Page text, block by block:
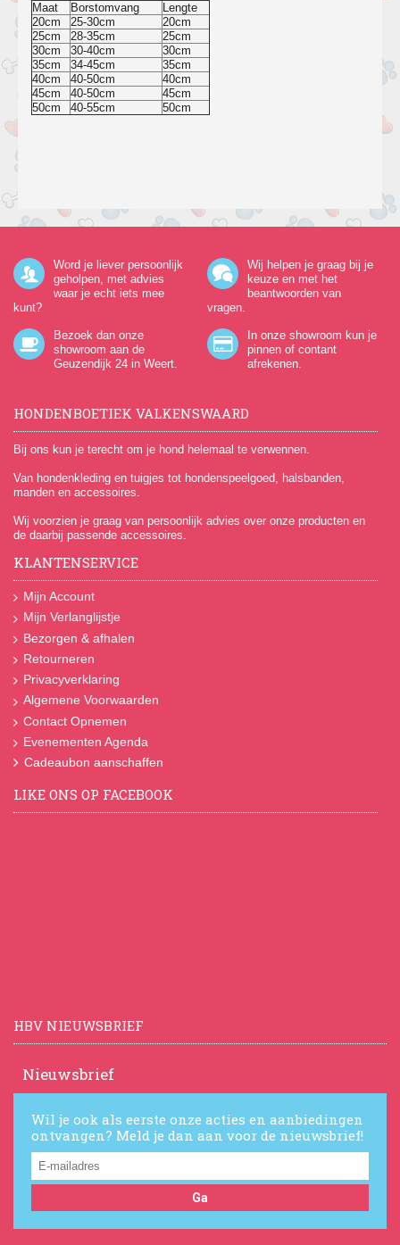
Maat Borstomvang
Lengte
20cm
25-30cm
20cm
25cm
28-35cm
25cm
30cm
30-40cm
30cm
35cm
34-45cm
35cm
40cm
40-50cm
40cm
45cm
40-50cm
45cm
50cm
40-55cm 50cm
Word je liever persoonlijk
geholpen, met advies
waar je echt iets mee
kunt?
Wij helpen je graag bij je
keuze en met het
beantwoorden van
vragen.
Bezoek dan onze
showroom aan de
Geuzendijk 24 in Weert.
In onze showroom kun je
pinnen of contant
afrekenen.
HONDENBOETIEK VALKENSWAARD
Bij ons kun je terecht om je hond helemaal te verwennen.
Van hondenkleding en tuigjes tot hondenspeelgoed, halsbanden,
manden en accessoires.
Wij voorzien je graag van persoonlijk advies over onze producten en
de daarbij passende accessoires.
KLANTENSERVICE
Mijn Account
Mijn Verlanglijstje
Bezorgen & afhalen
Retourneren
Privacyverklaring
Algemene Voorwaarden
Contact Opnemen
Evenementen Agenda
Cadeaubon aanschaffen
LIKE ONS OP FACEBOOK
HBV NIEUWSBRIEF
Nieuwsbrief
Wil je ook als eerste onze acties en aanbiedingen
ontvangen? Meld je dan aan voor de nieuwsbrief!
Ga